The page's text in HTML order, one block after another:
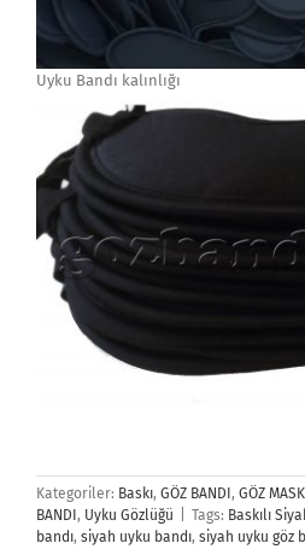
Uyku Bandı kalınlığı
Kategoriler: Baskı, GÖZ BANDI , GÖZ
BANDI , Uyku Gözlüğü Tags: Baskılı
bandı, siyah uyku bandı, siyah uyku göz